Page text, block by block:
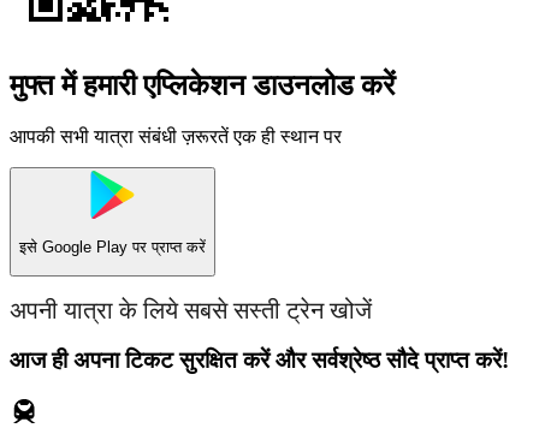
मुफ्त में हमारी एप्लिकेशन डाउनलोड करें
आपकी सभी यात्रा संबंधी ज़रूरतें एक ही स्थान पर
इसे Google Play पर प्राप्त करें
अपनी यात्रा के लिये सबसे सस्ती ट्रेन खोजें
आज ही अपना टिकट सुरक्षित करें और सर्वश्रेष्ठ सौदे प्राप्त करें!